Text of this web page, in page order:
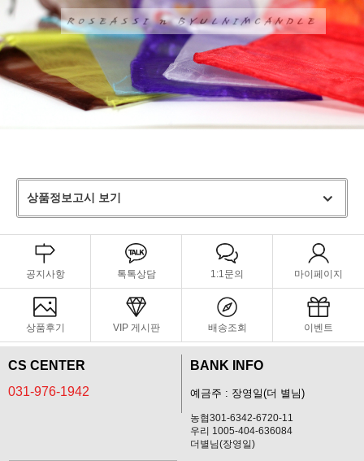
상품정보고시 보기
공지사항 톡톡상담 1:1문의 마이페이지
상품후기 VIP 게시판 배송조회 이벤트
CS CENTER
031-976-1942
BANK INFO
예금주 : 장영일(더 별님)
농협301-6342-6720-11
우리 1005-404-636084
더별님(장영일)